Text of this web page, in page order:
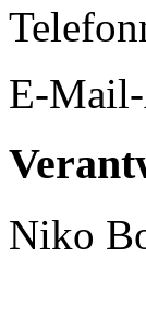
E-Mail-
Niko